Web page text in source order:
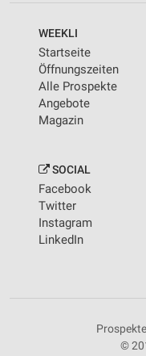
WEEKLI
Startseite
Öffnungszeiten
Alle Prospekte
Angebote
Magazin
SOCIAL
Facebook
Twitter
Instagram
LinkedIn
©